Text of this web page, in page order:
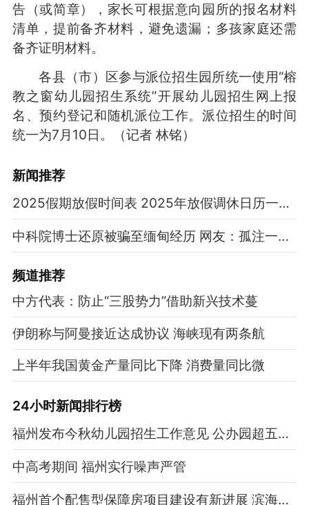
告（或简章），家长可根据意向园所的报名材料
清单，提前备齐材料，避免遗漏；多孩家庭还需
备齐证明材料。
各县（市）区参与派位招生园所统一使用“榕
教之窗幼儿园招生系统”开展幼儿园招生网上报
名、预约登记和随机派位工作。派位招生的时间
统一为7月10日。（记者 林铭）
新闻推荐
2025假期放假时间表 2025年放假调休日历一览表
中科院博士还原被骗至缅甸经历 网友：孤注一掷现实版
频道推荐
中方代表：防止“三股势力”借助新兴技术蔓
伊朗称与阿曼接近达成协议 海峡现有两条航
上半年我国黄金产量同比下降 消费量同比微
24小时新闻排行榜
福州发布今秋幼儿园招生工作意见 公办园超五成学额随机派位
中高考期间 福州实行噪声严管
福州首个配售型保障房项目建设有新进展 滨海双龙新居预计年底交付